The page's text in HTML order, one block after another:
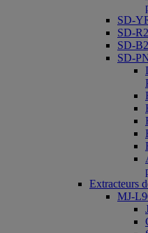
SD-
SD-
SD-
SD-
Extracteurs
MJ-